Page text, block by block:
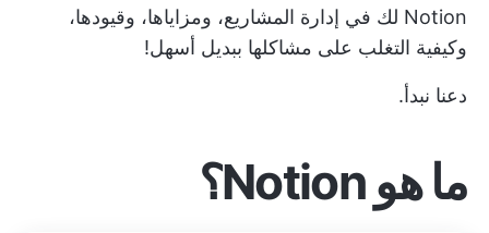
Notion لك في إدارة المشاريع، ومزاياها، وقيودها،
وكيفية التغلب على مشاكلها ببديل أسهل!
دعنا نبدأ.
ما هو Notion؟